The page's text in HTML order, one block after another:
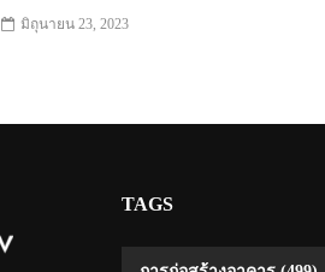
มิถุนายน 23, 2023
TAGS